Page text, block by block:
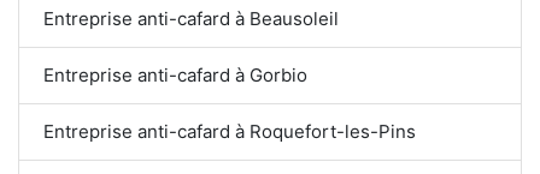
Entreprise anti-cafard à Beausoleil
Entreprise anti-cafard à Gorbio
Entreprise anti-cafard à Roquefort-les-Pins